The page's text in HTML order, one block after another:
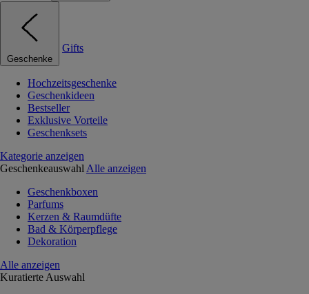
Geschenke
Gifts
Hochzeitsgeschenke
Geschenkideen
Bestseller
Exklusive Vorteile
Geschenksets
Kategorie anzeigen
Geschenkeauswahl Alle anzeigen
Geschenkboxen
Parfums
Kerzen & Raumdüfte
Bad & Körperpflege
Dekoration
Alle anzeigen
Kuratierte Auswahl